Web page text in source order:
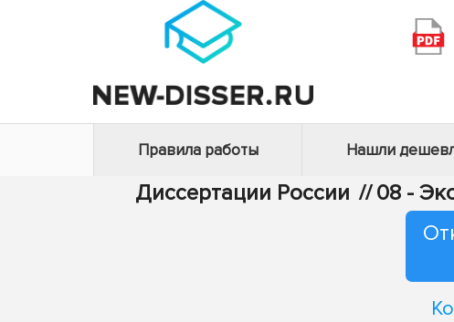
Правила работы Нашли
Диссертации России // 08 -